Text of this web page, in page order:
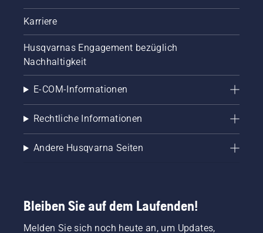
Karriere
Husqvarnas Engagement bezüglich
Nachhaltigkeit
E-COM-Informationen
Rechtliche Informationen
Andere Husqvarna Seiten
Bleiben Sie auf dem Laufenden!
Melden Sie sich noch heute an, um Updates,